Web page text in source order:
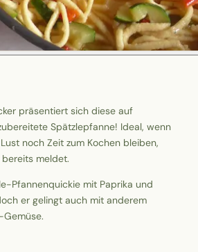
präsentiert sich diese auf
Spätzlepfanne! Ideal, wenn
noch Zeit zum Kochen bleiben,
meldet.
Pfannenquickie mit Paprika und
er gelingt auch mit anderem
Gemüse.